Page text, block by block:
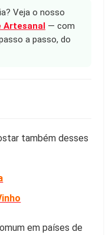
Veja o nosso
Artesanal — com
a passo, do
também desses
em países de